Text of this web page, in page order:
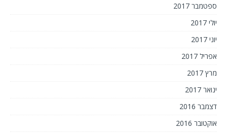
ספטמבר 2017
יולי 2017
יוני 2017
אפריל 2017
מרץ 2017
ינואר 2017
דצמבר 2016
אוקטובר 2016